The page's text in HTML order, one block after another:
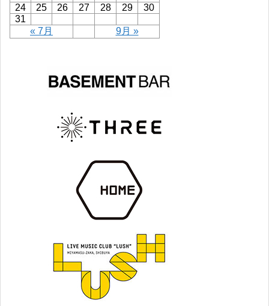
24
25 26 27 28 29
30
31
« 7月
9月 »